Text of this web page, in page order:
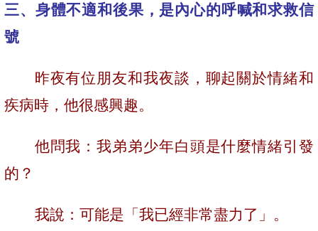
三、身體不適和後果，是內心的呼喊和求救信
號
昨夜有位朋友和我夜談，聊起關於情緒和
疾病時，他很感興趣。
他問我：我弟弟少年白頭是什麼情緒引發
的？
我說：可能是「我已經非常盡力了」。